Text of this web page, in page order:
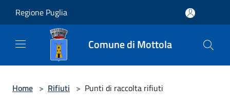
Regione Puglia
Comune di Mottola
Home > Rifiuti > Punti di raccolta rifiuti